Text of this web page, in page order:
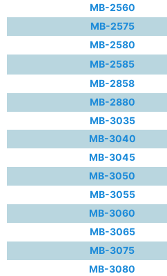
MB-2560
MB-2575
MB-2580
MB-2585
MB-2858
MB-2880
MB-3035
MB-3040
MB-3045
MB-3050
MB-3055
MB-3060
MB-3065
MB-3075
MB-3080